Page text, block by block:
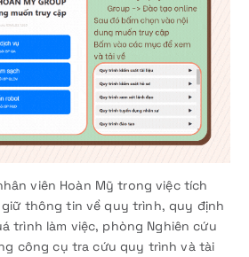
viên Hoàn Mỹ trong việc tích
thông tin về quy trình, quy định
trình làm việc, phòng Nghiên cứu
công cụ tra cứu quy trình và tài